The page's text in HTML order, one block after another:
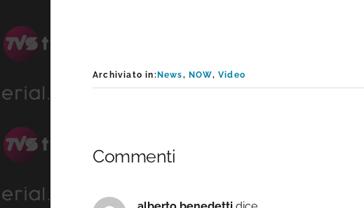
Archiviato in: News, NOW,Video
Commenti